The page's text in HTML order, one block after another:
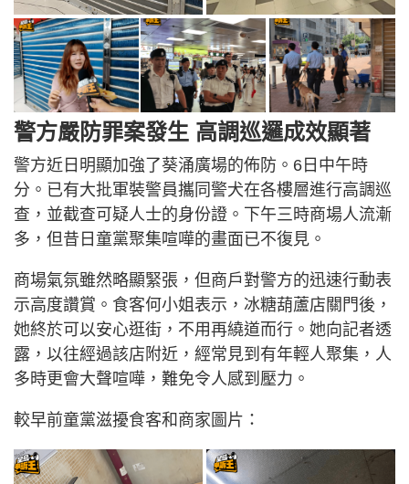
警方嚴防罪案發生 高調巡邏成效顯著
警方近日明顯加強了葵涌廣場的佈防。6日中午時
分。已有大批軍裝警員攜同警犬在各樓層進行高調巡
查，並截查可疑人士的身份證。下午三時商場人流漸
多，但昔日童黨聚集喧嘩的畫面已不復見。
商場氣氛雖然略顯緊張，但商戶對警方的迅速行動表
示高度讚賞。食客何小姐表示，冰糖葫蘆店關門後，
她終於可以安心逛街，不用再繞道而行。她向記者透
露，以往經過該店附近，經常見到有年輕人聚集，人
多時更會大聲喧嘩，難免令人感到壓力。
較早前童黨滋擾食客和商家圖片：